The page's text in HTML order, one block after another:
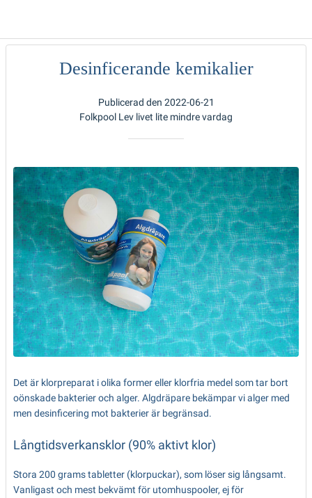
Desinficerande kemikalier
Publicerad den 2022-06-21
Folkpool Lev livet lite mindre vardag
Det är klorpreparat i olika former eller klorfria medel som tar bort
oönskade bakterier och alger. Algdräpare bekämpar vi alger med
men desinficering mot bakterier är begränsad.
Långtidsverkansklor (90% aktivt klor)
Stora 200 grams tabletter (klorpuckar), som löser sig långsamt.
Vanligast och mest bekvämt för utomhuspooler, ej för